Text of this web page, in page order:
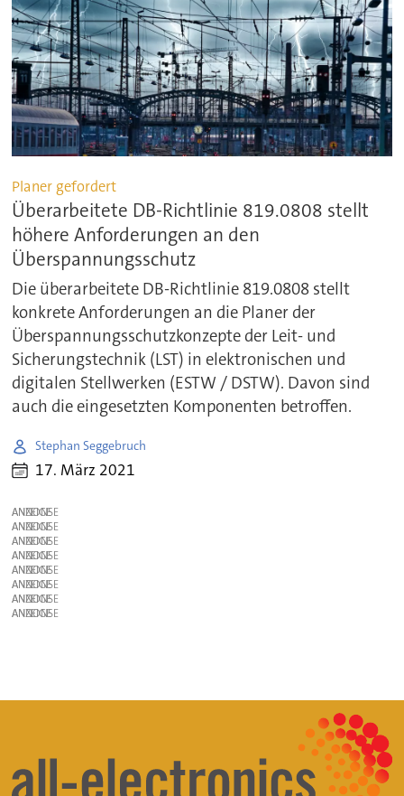
Planer gefordert
Überarbeitete DB-Richtlinie 819.0808 stellt
höhere Anforderungen an den
Überspannungsschutz
Die überarbeitete DB-Richtlinie 819.0808 stellt
konkrete Anforderungen an die Planer der
Überspannungsschutzkonzepte der Leit- und
Sicherungstechnik (LST) in elektronischen und
digitalen Stellwerken (ESTW / DSTW). Davon sind
auch die eingesetzten Komponenten betroffen.
Stephan Seggebruch
17. März 2021
ANZEIGE
ANZEIGE
ANZEIGE
ANZEIGE
ANZEIGE
ANZEIGE
ANZEIGE
ANZEIGE